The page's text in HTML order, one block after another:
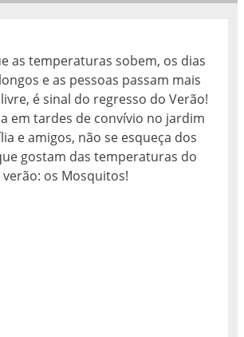
as temperaturas sobem, os dias
e as pessoas passam mais
é sinal do regresso do Verão!
em tardes de convívio no jardim
e amigos, não se esqueça dos
gostam das temperaturas do
verão: os Mosquitos!